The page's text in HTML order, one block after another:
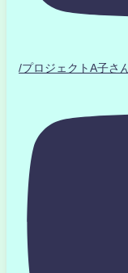
/プロジェクトA子